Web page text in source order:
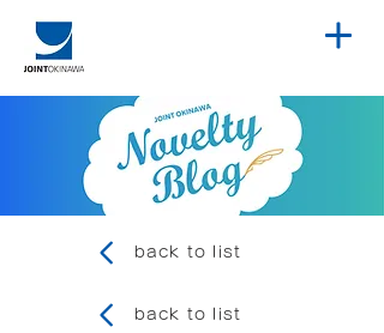
back to list
back to list